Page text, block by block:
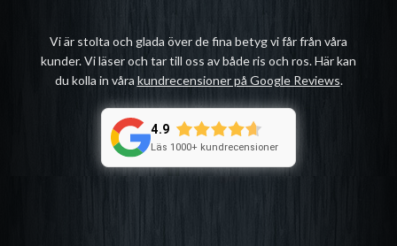
Vi är stolta och glada över de fina betyg vi får från våra
kunder. Vi läser och tar till oss av både ris och ros. Här kan
du kolla in våra kundrecensioner på Google Reviews.
4.9
Läs 1000+ kundrecensioner